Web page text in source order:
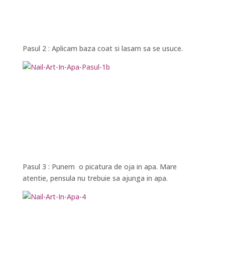
Pasul 2 : Aplicam baza coat si lasam sa se usuce.
Pasul 3 : Punem o picatura de oja in apa. Mare
atentie, pensula nu trebuie sa ajunga in apa.